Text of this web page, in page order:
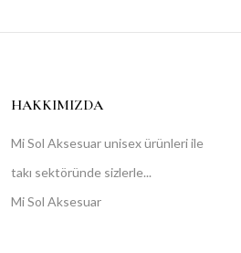
HAKKIMIZDA
Mi Sol Aksesuar unisex ürünleri ile
takı sektöründe sizlerle...
Mi Sol Aksesuar